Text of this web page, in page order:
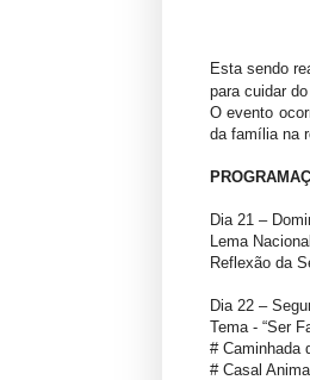
Esta sendo
para cuidar
O evento
da família na
Dia 21 –
Lema
Reflexão da
Dia 22 –
Tema - “Ser
# Caminhada
# Casal